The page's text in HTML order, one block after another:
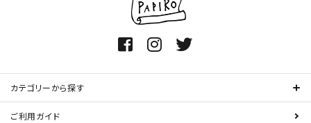
カテゴリーから探す
ご利用ガイド